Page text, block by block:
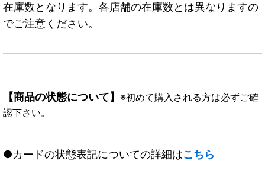
在庫数となります。各店舗の在庫数とは異なりますの
でご注意ください。
【商品の状態について】 ※初めて購入される方は必ずご確
認下さい。
●カードの状態表記についての詳細はこちら